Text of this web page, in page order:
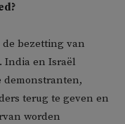
de bezetting van
India en Israël
demonstranten,
terug te geven en
worden